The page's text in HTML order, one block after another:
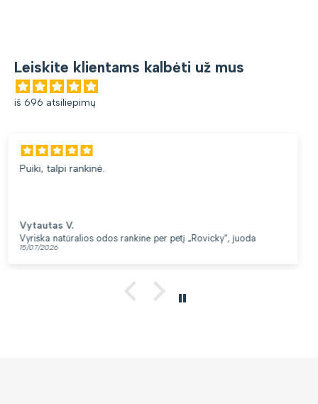
Leiskite klientams kalbėti už mus
iš 696 atsiliepimų
Gana patogi kuprinė. Lengva ir minkšta. Patinka, kad yra
Loreta G.
Kuprinė moterims Peterson, tamsiai mėlyna K12
13/07/2026